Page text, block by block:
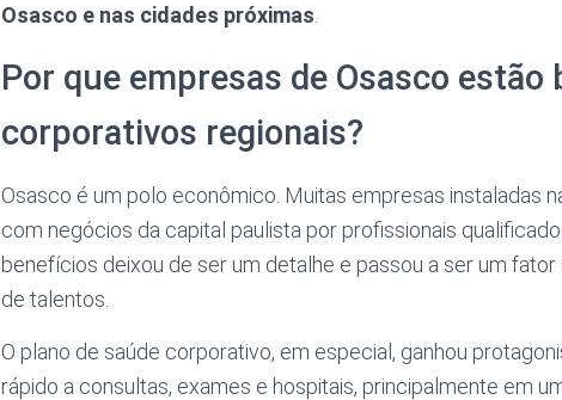
Osasco e nas cidades próximas
Por que empresas de Osasco estão
corporativos regionais?
Osasco é um polo econômico. Muitas empresas instaladas
com negócios da capital paulista por profissionais
benefícios deixou de ser um detalhe e passou a ser um
de talentos.
O plano de saúde corporativo, em especial, ganhou
rápido a consultas, exames e hospitais, principalmente em